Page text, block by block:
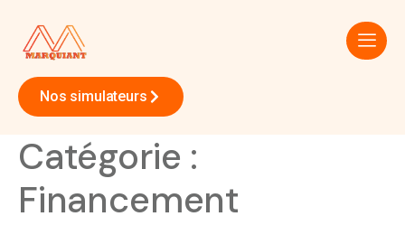
Nos simulateurs
Catégorie :
Financement